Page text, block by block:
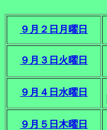
９月２日月曜日
９月３日火曜日
９月４日水曜日
９月５日木曜日